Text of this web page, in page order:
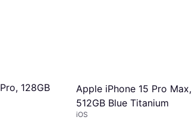
128GB
Apple iPhone 15 Pro Max,
512GB Blue Titanium
iOS